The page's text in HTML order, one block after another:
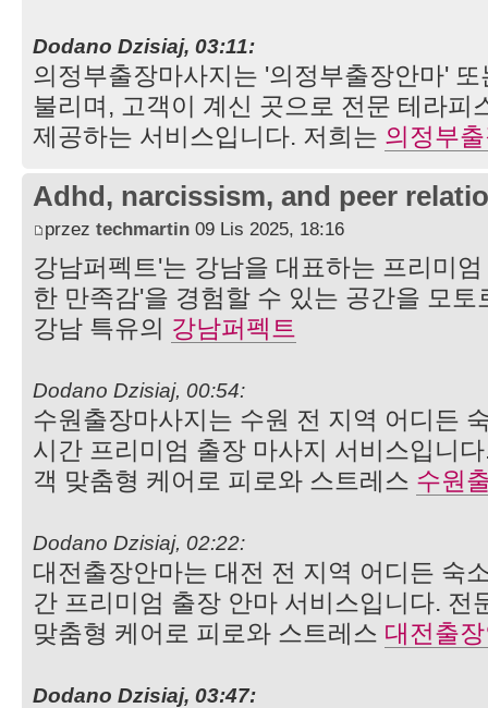
Dodano Dzisiaj, 03:11:
의정부출장마사지는 '의정부출장안마'
불리며, 고객이 계신 곳으로 전문 테라피
제공하는 서비스입니다. 저희는 의정부
Adhd, narcissism, and peer
przez techmartin 09 Lis 2025, 18:16
강남퍼펙트'는 강남을 대표하는 프리미
한 만족감'을 경험할 수 있는 공간을 모
강남 특유의 강남퍼펙트
Dodano Dzisiaj, 00:54:
수원출장마사지는 수원 전 지역 어디든
시간 프리미엄 출장 마사지 서비스입니
객 맞춤형 케어로 피로와 스트레스 수원
Dodano Dzisiaj, 02:22:
대전출장안마는 대전 전 지역 어디든 숙
간 프리미엄 출장 안마 서비스입니다. 전
맞춤형 케어로 피로와 스트레스 대전출
Dodano Dzisiaj, 03:47: